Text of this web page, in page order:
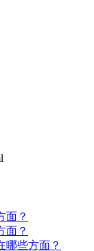
面？
面？
哪些方面？